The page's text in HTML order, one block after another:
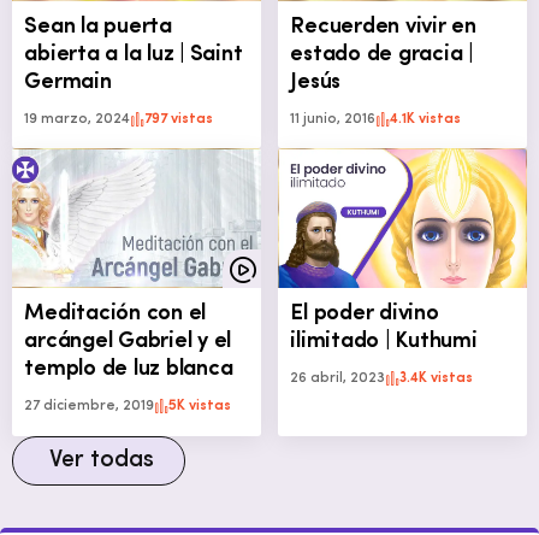
Sean la puerta
abierta a la luz | Saint
Germain
19 marzo, 2024 797 vistas
Recuerden vivir en
estado de gracia |
Jesús
11 junio, 2016 4.1K vistas
Meditación con el
arcángel Gabriel y el
templo de luz blanca
27 diciembre, 2019 5K vistas
El poder divino
ilimitado | Kuthumi
26 abril, 2023 3.4K vistas
Ver todas